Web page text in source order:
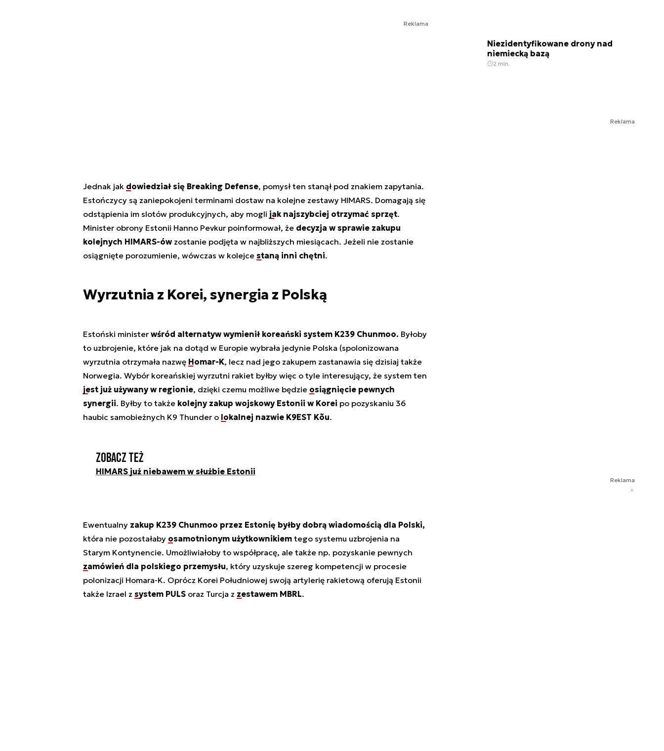
Reklama
Jednak jak dowiedział się Breaking Defense, pomysł ten stanął pod znakiem zapytania.
Estończycy są zaniepokojeni terminami dostaw na kolejne zestawy HIMARS. Domagają się
odstąpienia im slotów produkcyjnych, aby mogli jak najszybciej otrzymać sprzęt.
Minister obrony Estonii Hanno Pevkur poinformował, że decyzja w sprawie zakupu
kolejnych HIMARS-ówzostanie podjęta w najbliższych miesiącach. Jeżeli nie zostanie
osiągnięte porozumienie, wówczas w kolejce staną inni chętni.
Wyrzutnia z Korei, synergia z Polską
Estoński minister wśród alternatyw wymienił koreański system K239 Chunmoo. Byłoby
to uzbrojenie, które jak na dotąd w Europie wybrała jedynie Polska (spolonizowana
wyrzutnia otrzymała nazwę Homar-K, lecz nad jego zakupem zastanawia się dzisiaj także
Norwegia. Wybór koreańskiej wyrzutni rakiet byłby więc o tyle interesujący, że system ten
jest już używany w regionie, dzięki czemu możliwe będzie osiągnięcie pewnych
synergii. Byłby to także kolejny zakup wojskowy Estonii w Korei po pozyskaniu 36
haubic samobieżnych K9 Thunder o lokalnej nazwie K9EST Kõu.
Zobacz też
HIMARS już niebawem w służbie Estonii
Ewentualny zakup K239 Chunmoo przez Estonię byłby dobrą wiadomością dla Polski,
która nie pozostałaby osamotnionym użytkownikiemtego systemu uzbrojenia na
Starym Kontynencie. Umożliwiałoby to współpracę, ale także np. pozyskanie pewnych
zamówień dla polskiego przemysłu, który uzyskuje szereg kompetencji w procesie
polonizacji Homara-K. Oprócz Korei Południowej swoją artylerię rakietową oferują Estonii
także Izrael z system PULSoraz Turcja z zestawem MBRL.
Niezidentyfikowane drony nad
niemiecką bazą
2 min.
Reklama
Reklama